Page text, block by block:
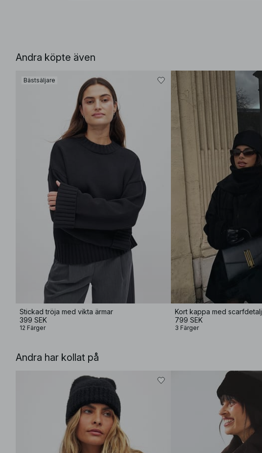
Andra köpte även
Bästsäljare
Stickad tröja med vikta ärmar
399 SEK
12 Färger
Kort kappa med scarfdetalj
799 SEK
3 Färger
Andra har kollat på